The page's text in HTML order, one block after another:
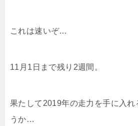
これは速いぞ…
11月1日まで残り2週間。
果たして2019年の走力を手に入れ
うか…